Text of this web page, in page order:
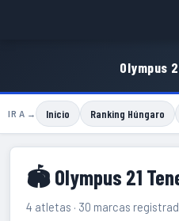
Olympus
IR A → Inicio Ranking Húngaro
🏟 Olympus 21
4 atletas · 30 marcas